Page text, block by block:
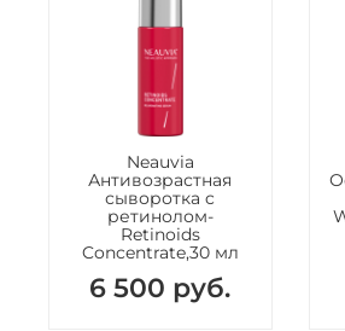
Neauvia
Антивозрастная
сыворотка c
ретинолом-
Retinoids
Concentrate,30 мл
6 500 руб.